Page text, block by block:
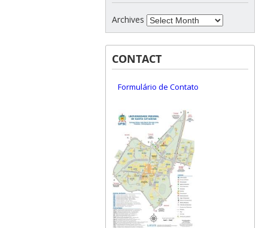
Archives
CONTACT
Formulário de Contato